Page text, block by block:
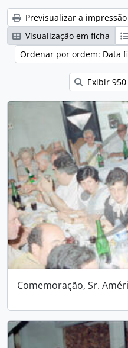
Previsualizar a impressão
Visualização em ficha
Ordenar por ordem: Data
Exibir
Comemoração, Sr.